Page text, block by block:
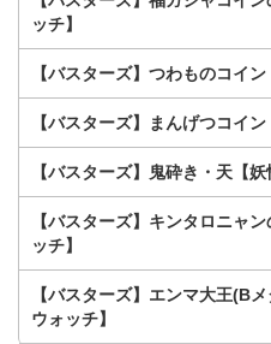
ッチ】
【バスターズ】つわものコイン
【バスターズ】まんげつコイン
【バスターズ】鬼砕き・天【妖
【バスターズ】キンタロニャ
ッチ】
【バスターズ】エンマ大王(B
ウォッチ】